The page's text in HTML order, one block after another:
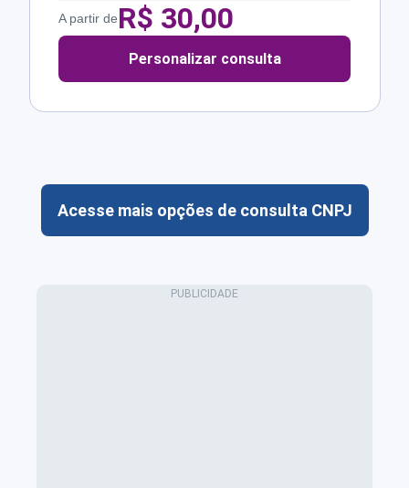
A partir deR$ 30,00
Personalizar consulta
Acesse mais opções de consulta CNPJ